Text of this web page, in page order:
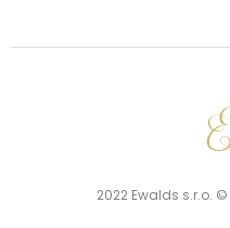
2022 Ewalds s.r.o.